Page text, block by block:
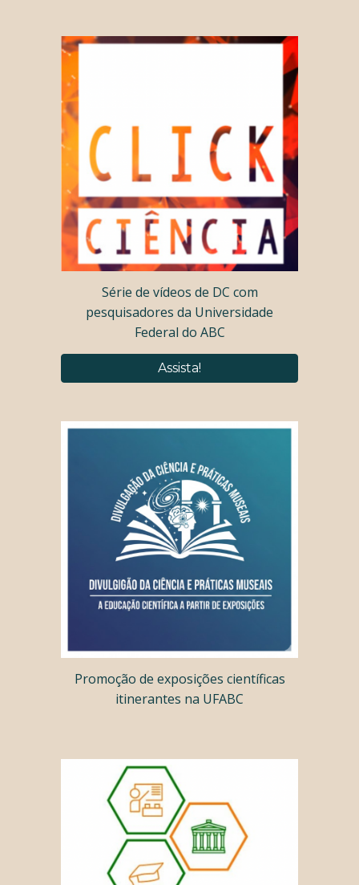
Série de vídeos de DC com
pesquisadores da Universidade
Federal do ABC
Assista!
Promoção de exposições científicas
itinerantes na UFABC